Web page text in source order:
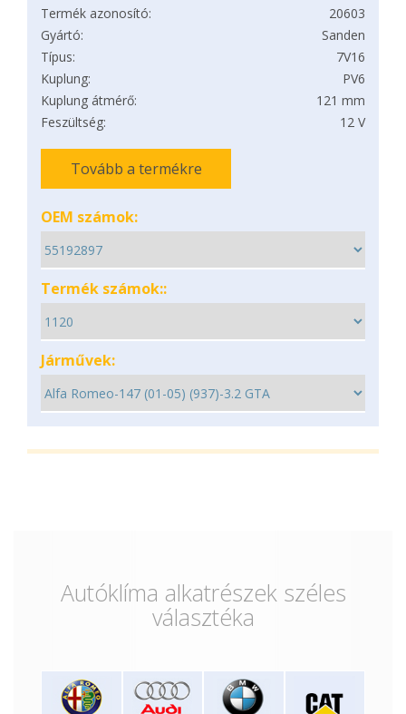
Termék azonosító:
20603
Gyártó:
Sanden
Típus:
7V16
Kuplung:
PV6
Kuplung átmérő:
121 mm
Feszültség:
12 V
Tovább a termékre
OEM számok:
Termék számok::
Járművek:
Autóklíma alkatrészek széles
választéka